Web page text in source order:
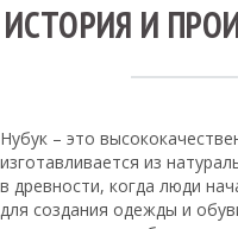
ИСТОРИЯ И
Нубук – это
изготавливается из
в древности, когда люди
для создания одежды и